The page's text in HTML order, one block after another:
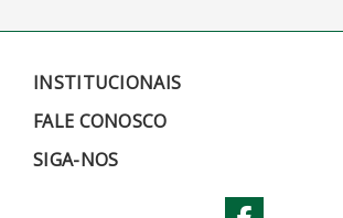
INSTITUCIONAIS
FALE CONOSCO
SIGA-NOS